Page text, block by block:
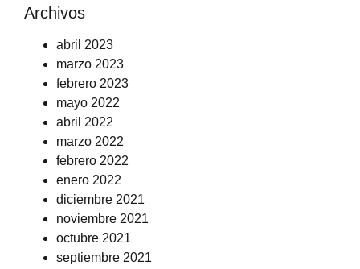
Archivos
abril 2023
marzo 2023
febrero 2023
mayo 2022
abril 2022
marzo 2022
febrero 2022
enero 2022
diciembre 2021
noviembre 2021
octubre 2021
septiembre 2021